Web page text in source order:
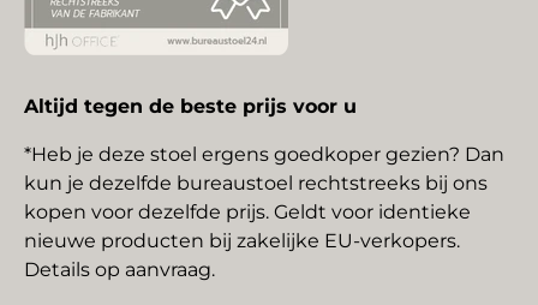
Altijd tegen de beste prijs voor u
*Heb je deze stoel ergens goedkoper gezien? Dan
kun je dezelfde bureaustoel rechtstreeks bij ons
kopen voor dezelfde prijs. Geldt voor identieke
nieuwe producten bij zakelijke EU-verkopers.
Details op aanvraag.